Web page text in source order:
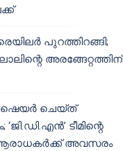
പുറത്തിറങ്ങി;
അരങ്ങേറ്റത്തിന്
ഷെയർ ചെയ്‌ത്
ടീമിന്റെ
അവസരം